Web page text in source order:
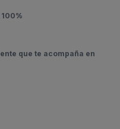
que te acompaña en